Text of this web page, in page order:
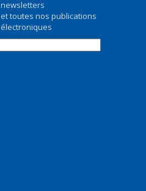
newsletters
et toutes nos publications
électroniques